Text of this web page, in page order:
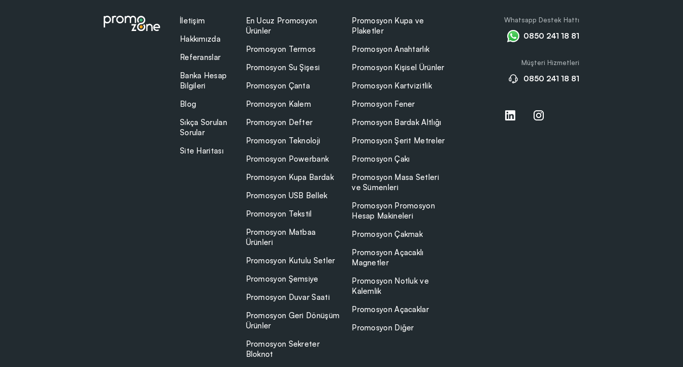
İletişim
Hakkımızda
Referanslar
Banka Hesap
Bilgileri
Blog
Sıkça Sorulan
Sorular
Site Haritası
En Ucuz Promosyon
Ürünler
Promosyon Termos
Promosyon Su Şişesi
Promosyon Çanta
Promosyon Kalem
Promosyon Defter
Promosyon Teknoloji
Promosyon Powerbank
Promosyon Kupa Bardak
Promosyon USB Bellek
Promosyon Tekstil
Promosyon Matbaa
Ürünleri
Promosyon Kutulu Setler
Promosyon Şemsiye
Promosyon Duvar Saati
Promosyon Geri Dönüşüm
Ürünler
Promosyon Sekreter
Bloknot
Promosyon Kupa ve
Plaketler
Promosyon Anahtarlık
Promosyon Kişisel Ürünler
Promosyon Kartvizitlik
Promosyon Fener
Promosyon Bardak Altlığı
Promosyon Şerit Metreler
Promosyon Çakı
Promosyon Masa Setleri
ve Sümenleri
Promosyon Promosyon
Hesap Makineleri
Promosyon Çakmak
Promosyon Açacaklı
Magnetler
Promosyon Notluk ve
Kalemlik
Promosyon Açacaklar
Promosyon Diğer
Whatsapp Destek Hattı
0850 241 18 81
Müşteri Hizmetleri
0850 241 18 81